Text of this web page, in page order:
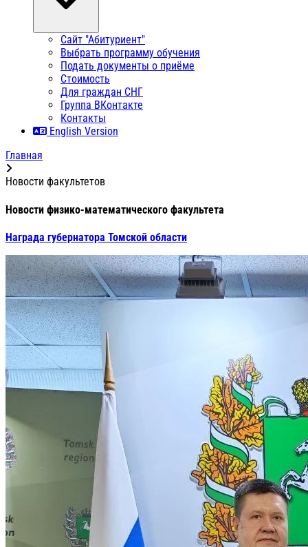
Сайт "Абитуриент"
Выбрать программу обучения
Подать документы о приёме
Стоимость
Для граждан СНГ
Группа ВКонтакте
Контакты
English Version
Главная
Новости факультетов
Новости физико-математического факультета
Награда губернатора Томской области